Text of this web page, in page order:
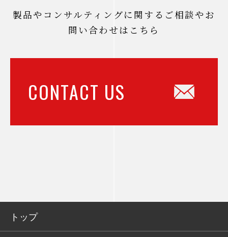
製品やコンサルティングに関するご相談やお
問い合わせはこちら
CONTACT US
トップ